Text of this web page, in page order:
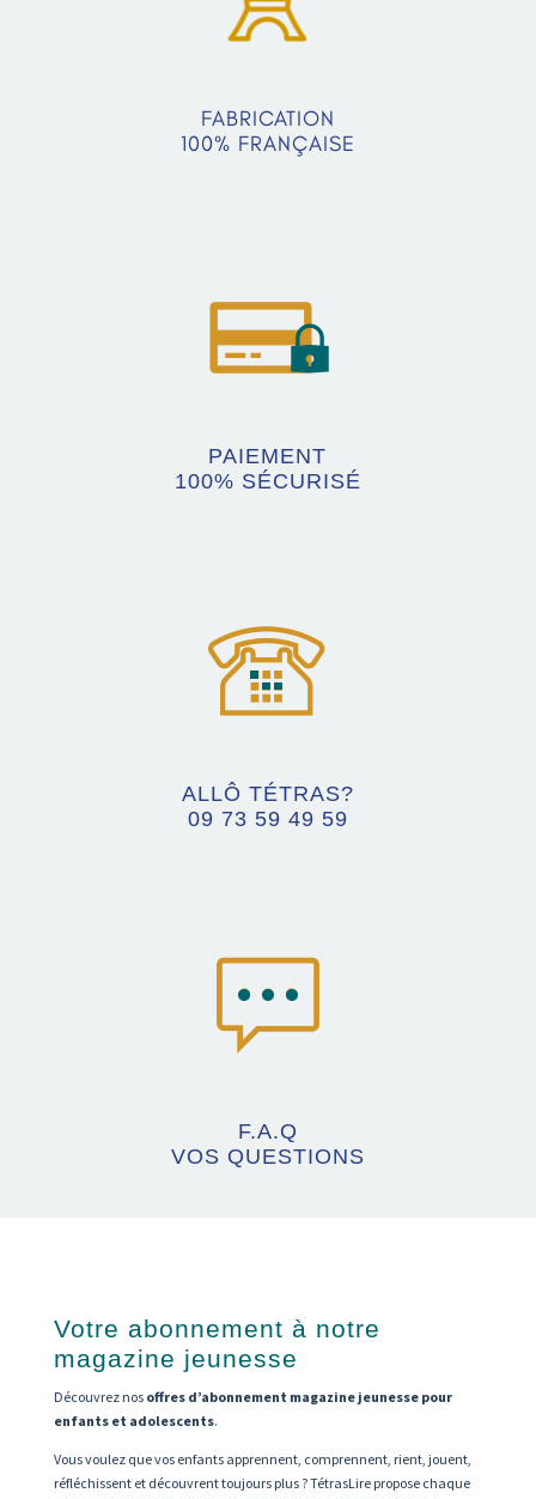
FABRICATION
100% FRANÇAISE
PAIEMENT
100% SÉCURISÉ
ALLÔ TÉTRAS?
09 73 59 49 59
F.A.Q
VOS QUESTIONS
Votre abonnement à notre
magazine jeunesse
Découvrez nos offres d’abonnement magazine jeunesse pour
enfants et adolescents.
Vous voulez que vos enfants apprennent, comprennent, rient, jouent,
réfléchissent et découvrent toujours plus ? TétrasLire propose chaque